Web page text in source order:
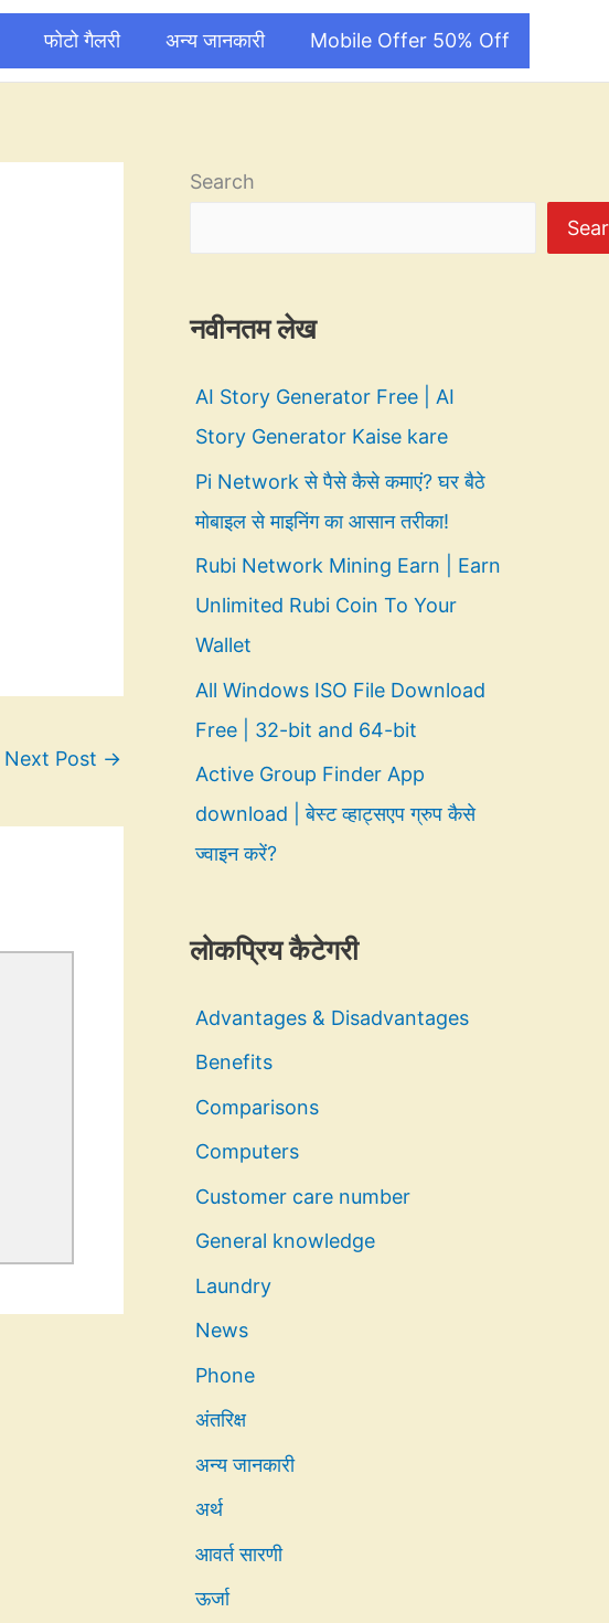
फोटो गैलरी अन्य जानकारी Mobile Offer 50% Off
Next Post →
Search
नवीनतम लेख
AI Story Generator Free | AI
Story Generator Kaise kare
Pi Network से पैसे कैसे कमाएं? घर बैठे
मोबाइल से माइनिंग का आसान तरीका!
Rubi Network Mining Earn | Earn
Unlimited Rubi Coin To Your
Wallet
All Windows ISO File Download
Free | 32-bit and 64-bit
Active Group Finder App
download | बेस्ट व्हाट्सएप ग्रुप कैसे
ज्वाइन करें?
लोकप्रिय कैटेगरी
Advantages & Disadvantages
Benefits
Comparisons
Computers
Customer care number
General knowledge
Laundry
News
Phone
अंतरिक्ष
अन्य जानकारी
अर्थ
आवर्त सारणी
ऊर्जा